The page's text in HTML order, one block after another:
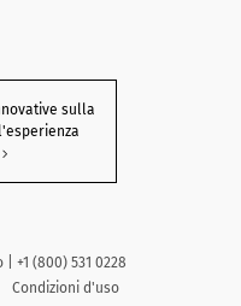
sulla
+1 (800) 531 0228
Condizioni d'uso